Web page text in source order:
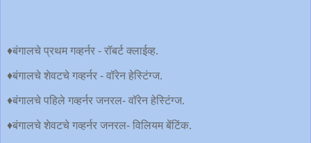
♦️बंगालचे प्रथम गव्हर्नर - रॉबर्ट क्लाईव्ह.
♦️बंगालचे शेवटचे गव्हर्नर - वॉरेन हेस्टिंग्ज.
♦️बंगालचे पहिले गव्हर्नर जनरल- वॉरेन हेस्टिंग्ज.
♦️बंगालचे शेवटचे गव्हर्नर जनरल- विलियम बेंटिंक.